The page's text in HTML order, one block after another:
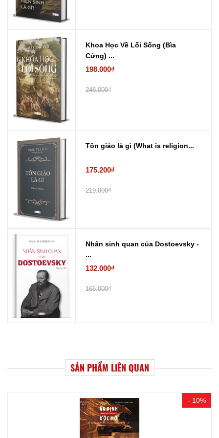
Khoa Học Về Lối Sống (Bìa
Cứng) ...
198.000₫
248.000₫
Tôn giáo là gì (What is religion...
175.200₫
219.000₫
Nhân sinh quan của Dostoevsky -
...
132.000₫
165.000₫
SẢN PHẨM LIÊN QUAN
- 10%